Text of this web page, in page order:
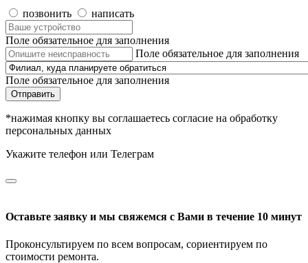
позвонить написать
Поле обязательное для заполнения
Поле обязательное для заполнения
Поле обязательное для заполнения
Отправить
*нажимая кнопку вы соглашаетесь согласие на обработку
персональных данных
Укажите телефон или Телеграм
Оставьте заявку и мы свяжемся с Вами в течение 10 минут
Проконсультируем по всем вопросам, сориентируем по
стоимости ремонта.